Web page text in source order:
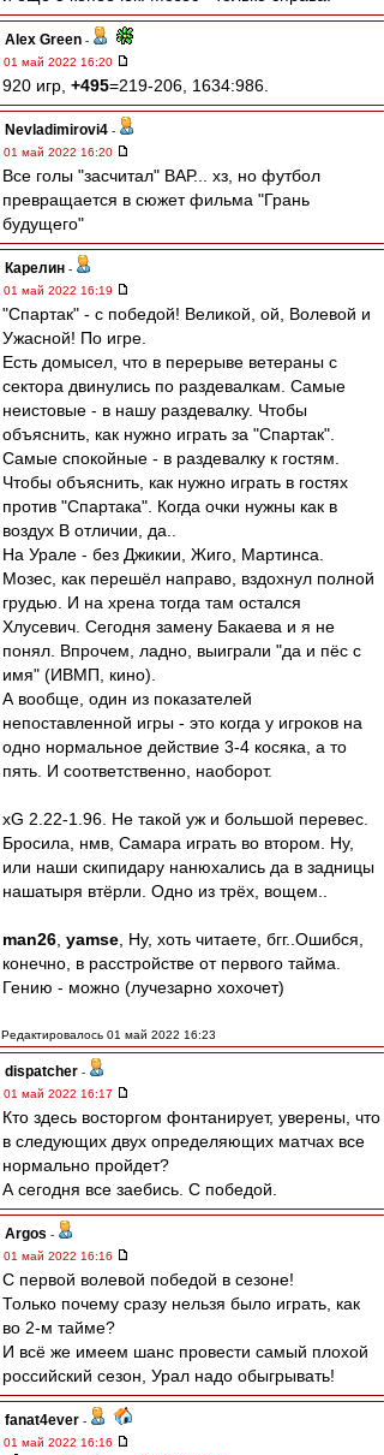
Alex Green -
01 май 2022 16:20
920 игр, +495=219-206, 1634:986.
Nevladimirovi4 -
01 май 2022 16:20
Все голы "засчитал" ВАР... хз, но футбол
превращается в сюжет фильма "Грань
будущего"
Карелин -
01 май 2022 16:19
"Спартак" - с победой! Великой, ой, Волевой и
Ужасной! По игре.
Есть домысел, что в перерыве ветераны с
сектора двинулись по раздевалкам. Самые
неистовые - в нашу раздевалку. Чтобы
объяснить, как нужно играть за "Спартак".
Самые спокойные - в раздевалку к гостям.
Чтобы объяснить, как нужно играть в гостях
против "Спартака". Когда очки нужны как в
воздух В отличии, да..
На Урале - без Джикии, Жиго, Мартинса.
Мозес, как перешёл направо, вздохнул полной
грудью. И на хрена тогда там остался
Хлусевич. Сегодня замену Бакаева и я не
понял. Впрочем, ладно, выиграли "да и пёс с
имя" (ИВМП, кино).
А вообще, один из показателей
непоставленной игры - это когда у игроков на
одно нормальное действие 3-4 косяка, а то
пять. И соответственно, наоборот.
xG 2.22-1.96. Не такой уж и большой перевес.
Бросила, нмв, Самара играть во втором. Ну,
или наши скипидару нанюхались да в задницы
нашатыря втёрли. Одно из трёх, вощем..
man26 yamse , Ну, хоть читаете, бгг..Ошибся,
конечно, в расстройстве от первого тайма.
Гению - можно (лучезарно хохочет)
Редактировалось 01 май 2022 16:23
dispatcher -
01 май 2022 16:17
Кто здесь восторгом фонтанирует, уверены, что
в следующих двух определяющих матчах все
нормально пройдет?
А сегодня все заебись. С победой.
Argos -
01 май 2022 16:16
С первой волевой победой в сезоне!
Только почему сразу нельзя было играть, как
во 2-м тайме?
И всё же имеем шанс провести самый плохой
российский сезон, Урал надо обыгрывать!
fanat4ever -
01 май 2022 16:16